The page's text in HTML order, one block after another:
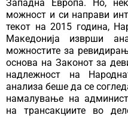
Западна Европа. Но,
можност и си направи
текот на 2015 година,
Македонија изврши
можностите за
основа на Законот за
надлежност на
анализа беше да се
намалување на
на трансакциите во